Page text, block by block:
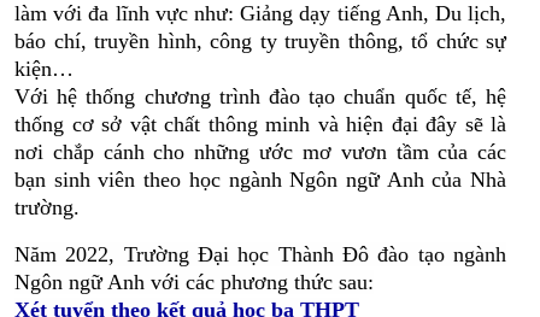
làm với đa lĩnh vực như: Giảng dạy tiếng Anh, Du lịch,
báo chí, truyền hình, công ty truyền thông, tổ chức sự
kiện…
Với hệ thống chương trình đào tạo chuẩn quốc tế, hệ
thống cơ sở vật chất thông minh và hiện đại đây sẽ là
nơi chắp cánh cho những ước mơ vươn tầm của các
bạn sinh viên theo học ngành Ngôn ngữ Anh của Nhà
trường.
Năm 2022, Trường Đại học Thành Đô đào tạo ngành
Ngôn ngữ Anh với các phương thức sau:
Xét tuyển theo kết quả học bạ THPT